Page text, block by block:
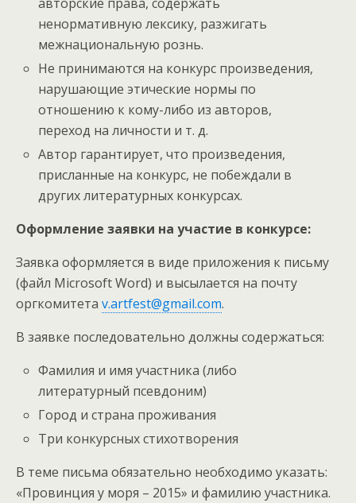
ненормативную лексику, разжигать
межнациональную рознь.
Не принимаются на конкурс произведения,
нарушающие этические нормы по
отношению к кому-либо из авторов,
переход на личности и т. д.
Автор гарантирует, что произведения,
присланные на конкурс, не побеждали в
других литературных конкурсах.
Оформление заявки на участие в конкурсе:
Заявка оформляется в виде приложения к письму
(файл Microsoft Word) и высылается на почту
оргкомитета v.artfest@gmail.com.
В заявке последовательно должны содержаться:
Фамилия и имя участника (либо
литературный псевдоним)
Город и страна проживания
Три конкурсных стихотворения
В теме письма обязательно необходимо указать:
«Провинция у моря – 2015» и фамилию участника.